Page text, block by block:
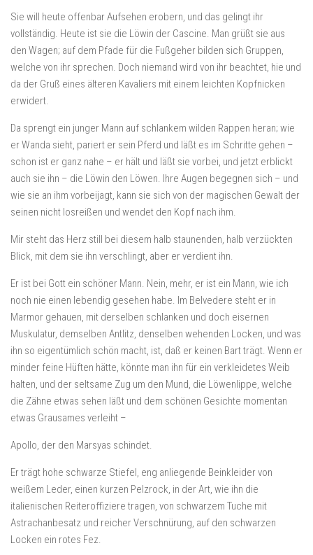
Sie will heute offenbar Aufsehen erobern, und das gelingt ihr
vollständig. Heute ist sie die Löwin der Cascine. Man grüßt sie aus
den Wagen; auf dem Pfade für die Fußgeher bilden sich Gruppen,
welche von ihr sprechen. Doch niemand wird von ihr beachtet, hie und
da der Gruß eines älteren Kavaliers mit einem leichten Kopfnicken
erwidert.
Da sprengt ein junger Mann auf schlankem wilden Rappen heran; wie
er Wanda sieht, pariert er sein Pferd und läßt es im Schritte gehen –
schon ist er ganz nahe – er hält und läßt sie vorbei, und jetzt erblickt
auch sie ihn – die Löwin den Löwen. Ihre Augen begegnen sich – und
wie sie an ihm vorbeijagt, kann sie sich von der magischen Gewalt der
seinen nicht losreißen und wendet den Kopf nach ihm.
Mir steht das Herz still bei diesem halb staunenden, halb verzückten
Blick, mit dem sie ihn verschlingt, aber er verdient ihn.
Er ist bei Gott ein schöner Mann. Nein, mehr, er ist ein Mann, wie ich
noch nie einen lebendig gesehen habe. Im Belvedere steht er in
Marmor gehauen, mit derselben schlanken und doch eisernen
Muskulatur, demselben Antlitz, denselben wehenden Locken, und was
ihn so eigentümlich schön macht, ist, daß er keinen Bart trägt. Wenn er
minder feine Hüften hätte, könnte man ihn für ein verkleidetes Weib
halten, und der seltsame Zug um den Mund, die Löwenlippe, welche
die Zähne etwas sehen läßt und dem schönen Gesichte momentan
etwas Grausames verleiht –
Apollo, der den Marsyas schindet.
Er trägt hohe schwarze Stiefel, eng anliegende Beinkleider von
weißem Leder, einen kurzen Pelzrock, in der Art, wie ihn die
italienischen Reiteroffiziere tragen, von schwarzem Tuche mit
Astrachanbesatz und reicher Verschnürung, auf den schwarzen
Locken ein rotes Fez.